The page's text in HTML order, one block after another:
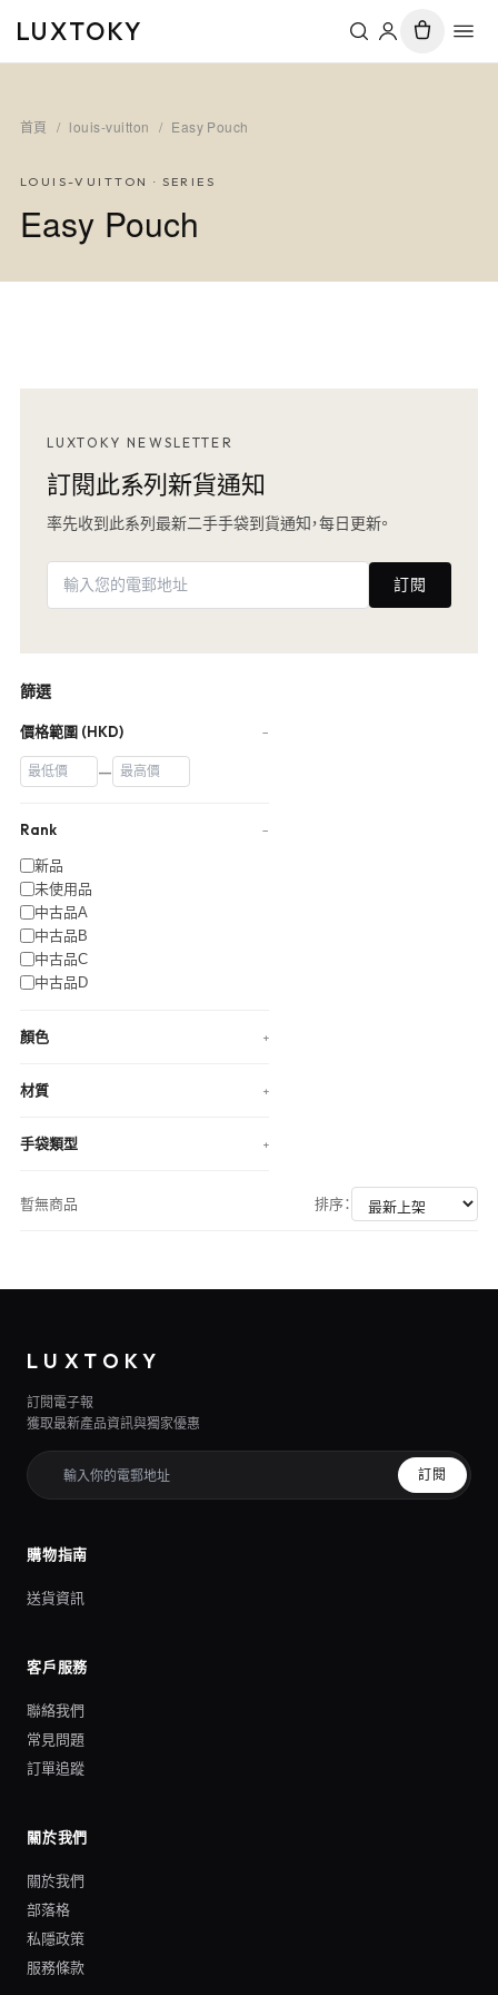
LUXTOKY
首頁 / louis-vuitton / Easy Pouch
LOUIS-VUITTON · SERIES
Easy Pouch
LUXTOKY NEWSLETTER
訂閱此系列新貨通知
率先收到此系列最新二手手袋到貨通知，每日更新。
訂閱
篩選
價格範圍 (HKD) −
—
Rank −
新品
未使用品
中古品A
中古品B
中古品C
中古品D
顏色 +
材質 +
手袋類型 +
暫無商品 排序：
LUXTOKY
訂閱電子報
獲取最新產品資訊與獨家優惠
訂閱
購物指南
送貨資訊
客戶服務
聯絡我們
常見問題
訂單追蹤
關於我們
關於我們
部落格
私隱政策
服務條款